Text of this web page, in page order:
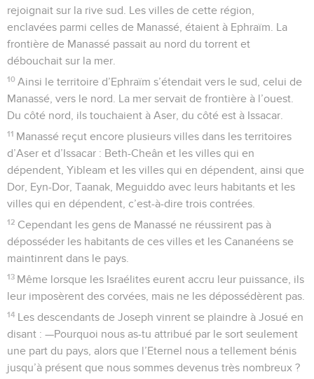
rejoignait sur la rive sud. Les villes de cette région,
enclavées parmi celles de Manassé, étaient à Ephraïm. La
frontière de Manassé passait au nord du torrent et
débouchait sur la mer.
10 Ainsi le territoire d’Ephraïm s’étendait vers le sud, celui de
Manassé, vers le nord. La mer servait de frontière à l’ouest.
Du côté nord, ils touchaient à Aser, du côté est à Issacar.
11 Manassé reçut encore plusieurs villes dans les territoires
d’Aser et d’Issacar : Beth-Cheân et les villes qui en
dépendent, Yibleam et les villes qui en dépendent, ainsi que
Dor, Eyn-Dor, Taanak, Meguiddo avec leurs habitants et les
villes qui en dépendent, c’est-à-dire trois contrées.
12 Cependant les gens de Manassé ne réussirent pas à
déposséder les habitants de ces villes et les Cananéens se
maintinrent dans le pays.
13 Même lorsque les Israélites eurent accru leur puissance, ils
leur imposèrent des corvées, mais ne les dépossédèrent pas.
14 Les descendants de Joseph vinrent se plaindre à Josué en
disant : —Pourquoi nous as-tu attribué par le sort seulement
une part du pays, alors que l’Eternel nous a tellement bénis
jusqu’à présent que nous sommes devenus très nombreux ?